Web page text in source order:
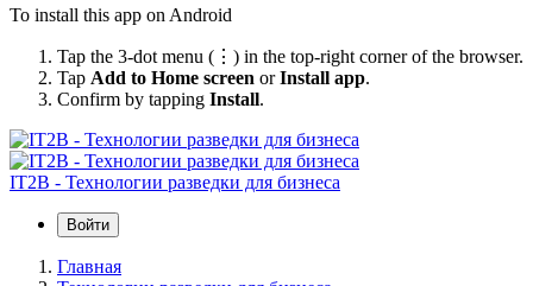
To install this app on Android
Tap the 3-dot menu (⋮) in the top-right corner of the browser.
Tap Add to Home screen orInstall app.
Confirm by tapping Install.
IT2B - Технологии разведки для бизнеса
Войти
Главная